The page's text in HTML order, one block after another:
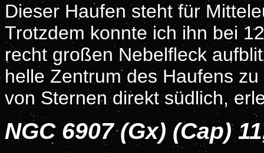
Dieser Haufen steht für
Trotzdem konnte ich ihn bei
recht großen Nebelfleck
helle Zentrum des Haufens
von Sternen direkt südlich,
NGC 6907 (Gx) (Cap)